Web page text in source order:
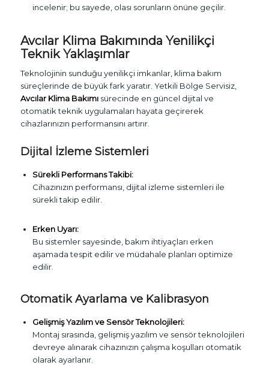
incelenir; bu sayede, olası sorunların önüne geçilir.
Avcılar Klima Bakımında Yenilikçi
Teknik Yaklaşımlar
Teknolojinin sunduğu yenilikçi imkanlar, klima bakım
süreçlerinde de büyük fark yaratır. Yetkili Bölge Servisiz,
Avcılar Klima Bakımısürecinde en güncel dijital ve
otomatik teknik uygulamaları hayata geçirerek
cihazlarınızın performansını artırır.
Dijital İzleme Sistemleri
Sürekli Performans Takibi:
Cihazınızın performansı, dijital izleme sistemleri ile
sürekli takip edilir.
Erken Uyarı:
Bu sistemler sayesinde, bakım ihtiyaçları erken
aşamada tespit edilir ve müdahale planları optimize
edilir.
Otomatik Ayarlama ve Kalibrasyon
Gelişmiş Yazılım ve Sensör Teknolojileri:
Montaj sırasında, gelişmiş yazılım ve sensör teknolojileri
devreye alınarak cihazınızın çalışma koşulları otomatik
olarak ayarlanır.